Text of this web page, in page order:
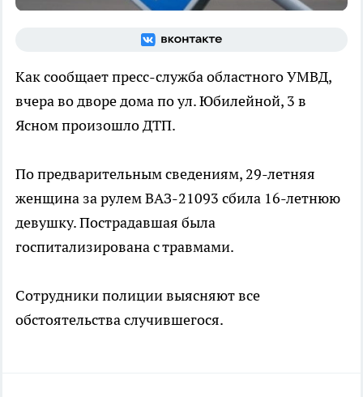
Как сообщает пресс-служба областного УМВД,
вчера во дворе дома по ул. Юбилейной, 3 в
Ясном произошло ДТП.
По предварительным сведениям, 29-летняя
женщина за рулем ВАЗ-21093 сбила 16-летнюю
девушку. Пострадавшая была
госпитализирована с травмами.
Сотрудники полиции выясняют все
обстоятельства случившегося.